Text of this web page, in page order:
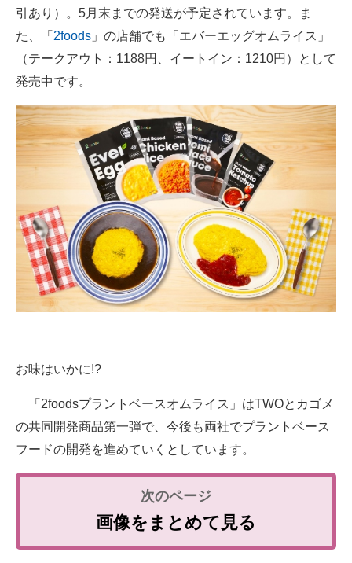
引あり）。5月末までの発送が予定されています。ま
た、「 2foods 」の店舗でも「エバーエッグオムライス」
（テークアウト：1188円、イートイン：1210円）として
発売中です。
お味はいかに!?
「2foodsプラントベースオムライス」はTWOとカゴメ
の共同開発商品第一弾で、今後も両社でプラントベース
フードの開発を進めていくとしています。
画像をまとめて見る